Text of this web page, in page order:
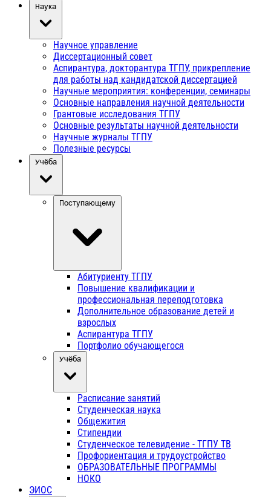
Наука
Научное управление
Диссертационный совет
Аспирантура, докторантура ТГПУ, прикрепление
для работы над кандидатской диссертацией
Научные мероприятия: конференции, семинары
Основные направления научной деятельности
Грантовые исследования ТГПУ
Основные результаты научной деятельности
Научные журналы ТГПУ
Полезные ресурсы
Учёба
Поступающему
Абитуриенту ТГПУ
Повышение квалификации и
профессиональная переподготовка
Дополнительное образование детей и
взрослых
Аспирантура ТГПУ
Портфолио обучающегося
Учёба
Расписание занятий
Студенческая наука
Общежития
Стипендии
Студенческое телевидение - ТГПУ ТВ
Профориентация и трудоустройство
ОБРАЗОВАТЕЛЬНЫЕ ПРОГРАММЫ
НОКО
ЭИОС